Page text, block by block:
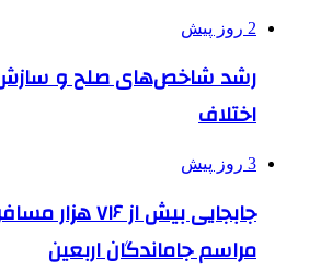
2 روز پیش
رشد شاخص‌های صلح و
اختلاف
3 روز پیش
جابجایی بیش از
مراسم جاماندگان اربعین